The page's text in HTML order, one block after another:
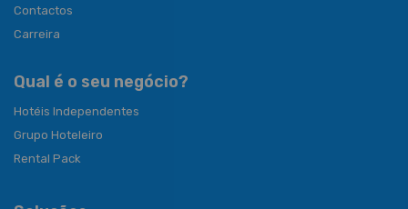
Contactos
Carreira
Qual é o seu negócio?
Hotéis Independentes
Grupo Hoteleiro
Rental Pack